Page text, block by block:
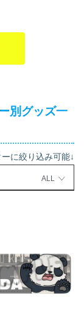
別グッズ一
に絞り込み可能↓
ALL